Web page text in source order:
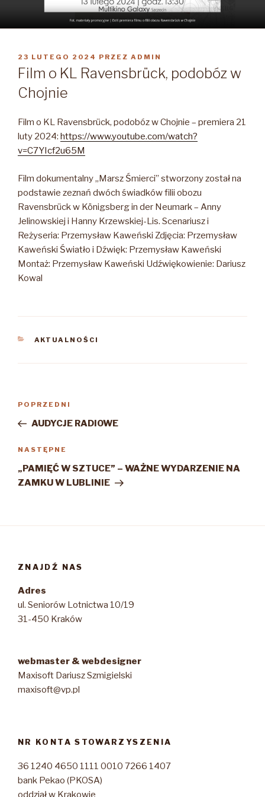
OPUBLIKOWANE
W
23 LUTEGO 2024 PRZEZ ADMIN
Film o KL Ravensbrück, podobóz w
Chojnie
Film o KL Ravensbrück, podobóz w Chojnie – premiera 21
luty 2024: https://www.youtube.com/watch?
v=C7YIcf2u65M
Film dokumentalny „Marsz Śmierci” stworzony został na
podstawie zeznań dwóch świadków filii obozu
Ravensbrück w Königsberg in der Neumark – Anny
Jelinowskiej i Hanny Krzewskiej-Lis. Scenariusz i
Reżyseria: Przemysław Kaweński Zdjęcia: Przemysław
Kaweński Światło i Dźwięk: Przemysław Kaweński
Montaż: Przemysław Kaweński Udźwiękowienie: Dariusz
Kowal
KATEGORIE
AKTUALNOŚCI
Poprzedni
wpis
POPRZEDNI
AUDYCJE RADIOWE
Następny
wpis
NASTĘPNE
„PAMIĘĆ W SZTUCE” – WAŻNE WYDARZENIE NA
ZAMKU W LUBLINIE
ZNAJDŹ NAS
Adres
ul. Seniorów Lotnictwa 10/19
31-450 Kraków
webmaster & webdesigner
Maxisoft Dariusz Szmigielski
maxisoft@vp.pl
NR KONTA STOWARZYSZENIA
36 1240 4650 1111 0010 7266 1407
bank Pekao (PKOSA)
oddział w Krakowie